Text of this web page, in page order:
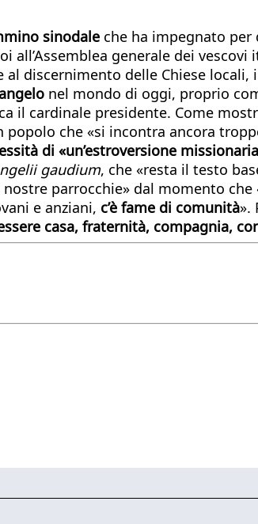
sinodale che ha impegnato
all’Assemblea generale dei
al discernimento delle Chiese
nel mondo di oggi, proprio
il cardinale presidente. Come
popolo che «si incontra ancora
di «un’estroversione
gaudium, che «resta il testo
parrocchie» dal momento
e anziani, c’è fame di comunità».
casa, fraternità, compagnia,